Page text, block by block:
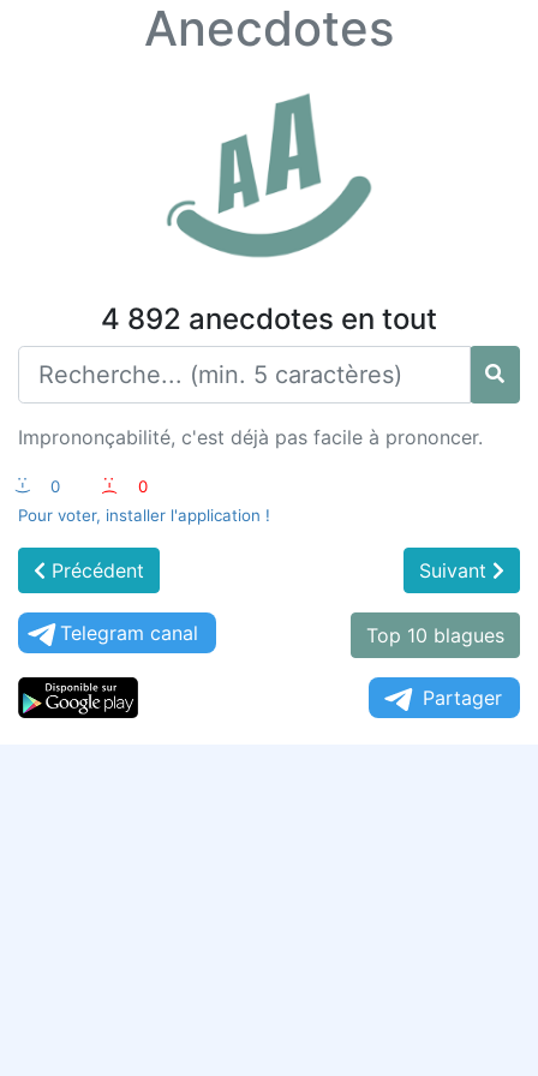
Anecdotes
4 892 anecdotes en tout
Imprononçabilité, c'est déjà pas facile à prononcer.
:-) 0 :-(
0
Pour voter, installer l'application !
Précédent Suivant
Telegram canal Top 10 blagues
Partager